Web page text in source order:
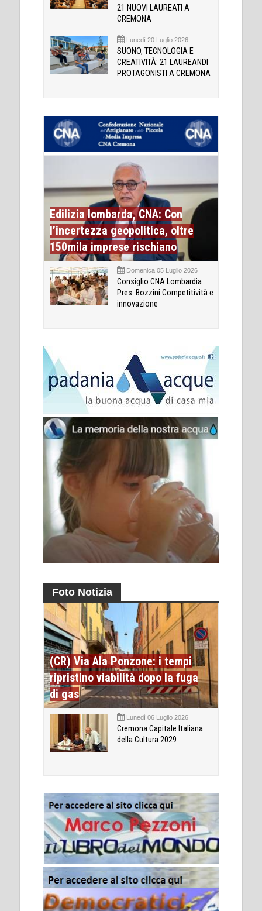
21 NUOVI LAUREATI A
CREMONA
Lunedì 20 Luglio 2026
SUONO, TECNOLOGIA E
CREATIVITÀ: 21 LAUREANDI
PROTAGONISTI A CREMONA
Edilizia lombarda, CNA: Con
l’incertezza geopolitica, oltre
150mila imprese rischiano
Domenica 05 Luglio 2026
Consiglio CNA Lombardia
Pres. Bozzini:Competitività e
innovazione
Foto Notizia
(CR) Via Ala Ponzone: i tempi
ripristino viabilità dopo la fuga
di gas
Lunedì 06 Luglio 2026
Cremona Capitale Italiana
della Cultura 2029